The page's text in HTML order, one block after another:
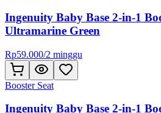
Ingenuity Baby Base 2-in-1
Ultramarine Green
Rp59.000/2 minggu
Booster Seat
Ingenuity Baby Base 2-in-1